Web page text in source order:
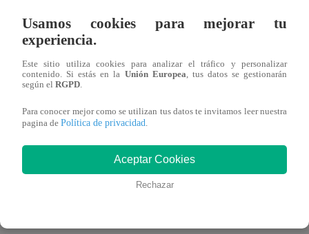
6. Lo que no fue, no será
Usamos cookies para mejorar tu
experiencia.
Este sitio utiliza cookies para analizar el tráfico y personalizar
contenido. Si estás en la Unión Europea , tus datos se gestionarán
según el RGPD
Para conocer mejor como se utilizan tus datos te invitamos leer nuestra
pagina de Política de privacidad
Aceptar Cookies
Rechazar